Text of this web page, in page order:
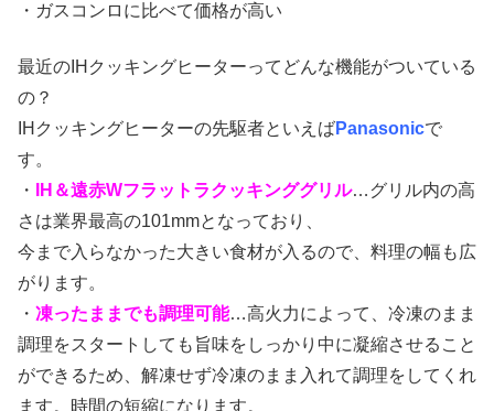
・ガスコンロに比べて価格が高い
最近のIHクッキングヒーターってどんな機能がついている
の？
IHクッキングヒーターの先駆者といえばPanasonicで
す。
・
IH＆遠赤Wフラットラクッキンググリル…グリル内の高
さは業界最高の101mmとなっており、
今まで入らなかった大きい食材が入るので、料理の幅も広
がります。
・ 凍ったままでも調理可能…高火力によって、冷凍のまま
調理をスタートしても旨味をしっかり中に凝縮させること
ができるため、解凍せず冷凍のまま入れて調理をしてくれ
ます。時間の短縮になります。